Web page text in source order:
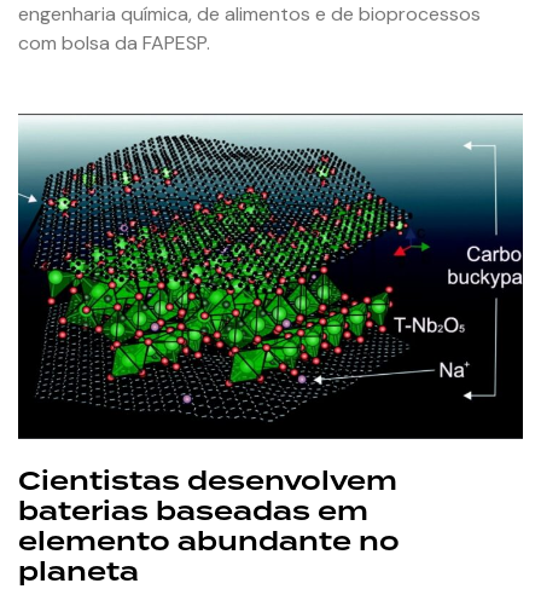
engenharia química, de alimentos e de bioprocessos
com bolsa da FAPESP.
Cientistas desenvolvem
baterias baseadas em
elemento abundante no
planeta